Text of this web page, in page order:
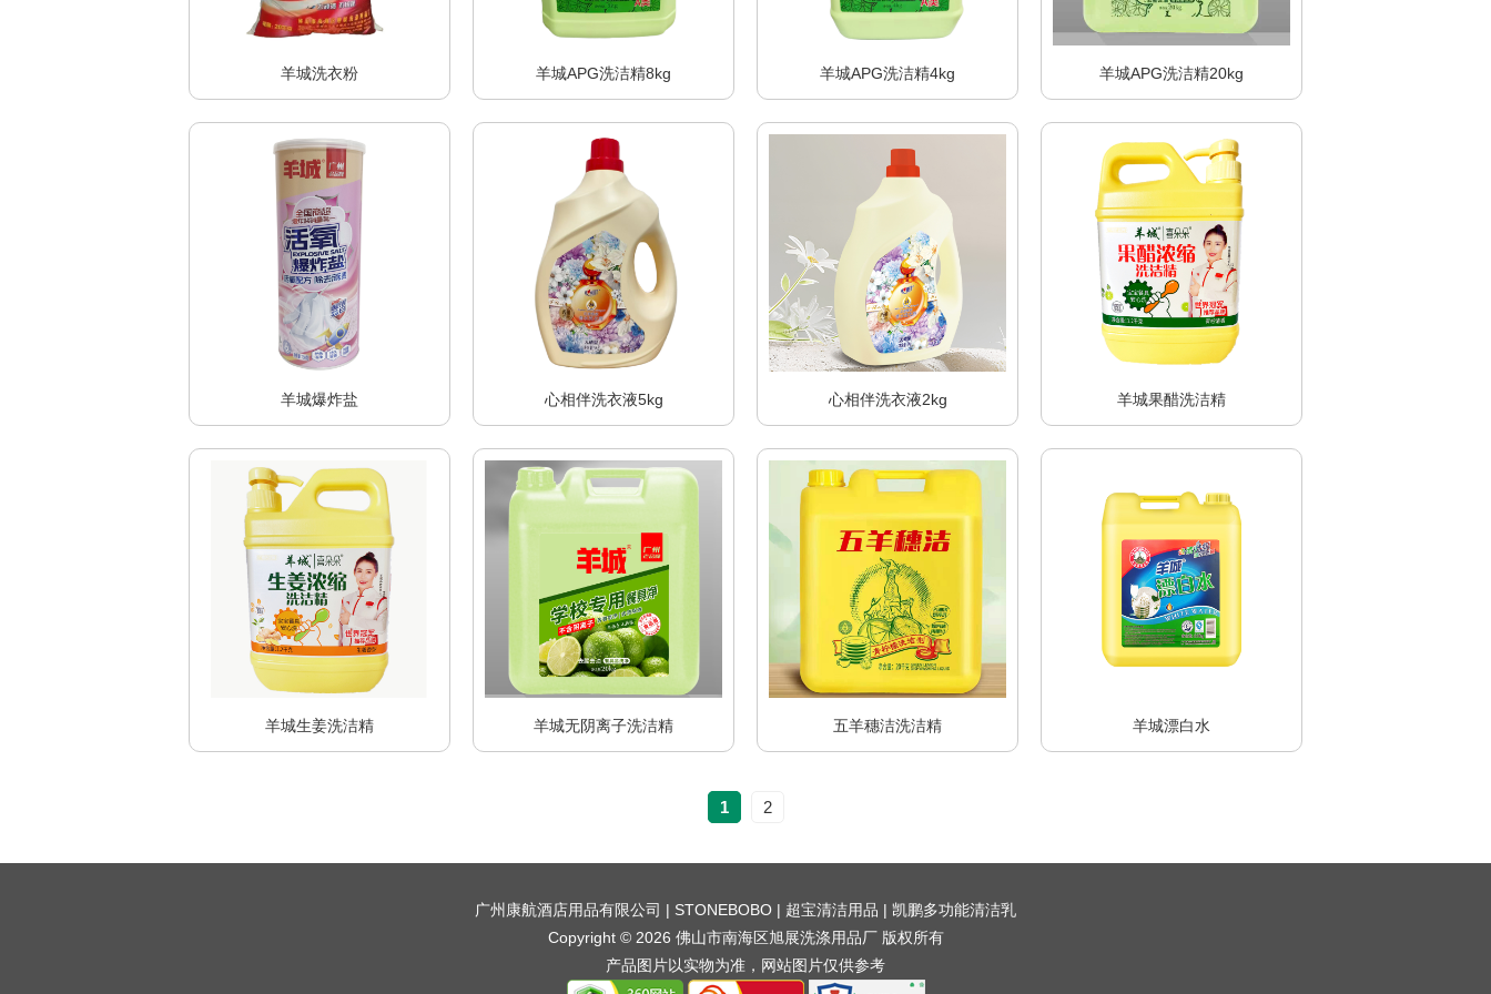
羊城洗衣粉 羊城APG洗洁精8kg 羊城APG洗洁精4kg 羊城APG洗洁精20kg
羊城爆炸盐 心相伴洗衣液5kg 心相伴洗衣液2kg 羊城果醋洗洁精
羊城生姜洗洁精 羊城无阴离子洗洁精 五羊穗洁洗洁精 羊城漂白水
1 2
广州康航酒店用品有限公司 | STONEBOBO | 超宝清洁用品 | 凯鹏多功能清洁乳
Copyright © 2026 佛山市南海区旭展洗涤用品厂 版权所有
产品图片以实物为准，网站图片仅供参考